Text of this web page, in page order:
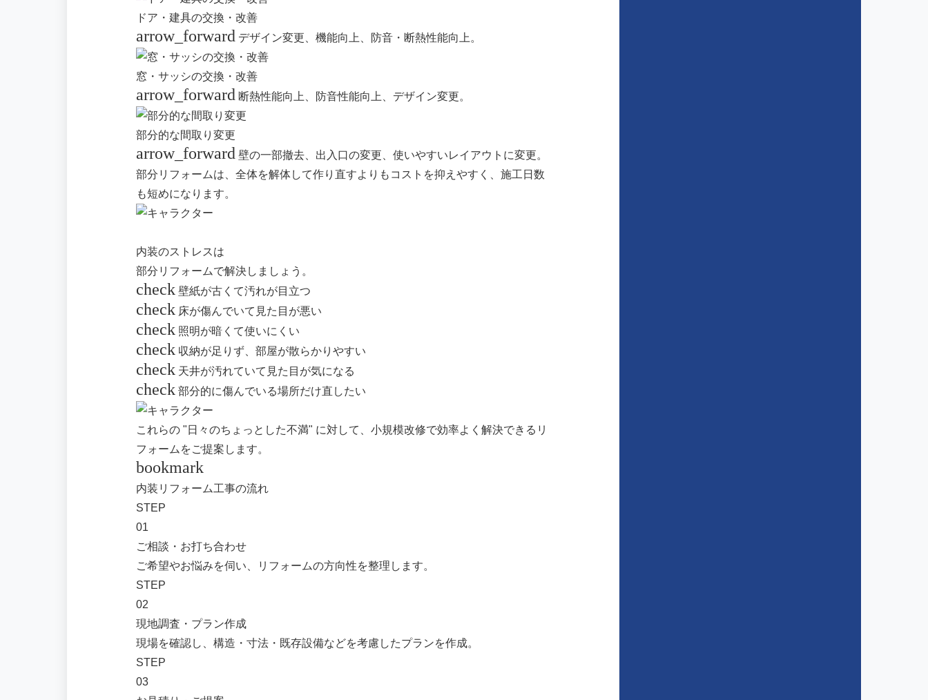
ドア・建具の交換・改善
arrow_forward デザイン変更、機能向上、防音・断熱性能向上。
窓・サッシの交換・改善
arrow_forward 断熱性能向上、防音性能向上、デザイン変更。
部分的な間取り変更
arrow_forward 壁の一部撤去、出入口の変更、使いやすいレイアウトに変更。
部分リフォームは、全体を解体して作り直すよりもコストを抑えやすく、施工日数
も短めになります。
内装のストレスは
部分リフォームで解決しましょう。
check 壁紙が古くて汚れが目立つ
check 床が傷んでいて見た目が悪い
check 照明が暗くて使いにくい
check 収納が足りず、部屋が散らかりやすい
check 天井が汚れていて見た目が気になる
check 部分的に傷んでいる場所だけ直したい
これらの "日々のちょっとした不満" に対して、小規模改修で効率よく解決できるリ
フォームをご提案します。
bookmark
内装リフォーム工事の流れ
STEP
01
ご相談・お打ち合わせ
ご希望やお悩みを伺い、リフォームの方向性を整理します。
STEP
02
現地調査・プラン作成
現場を確認し、構造・寸法・既存設備などを考慮したプランを作成。
STEP
03